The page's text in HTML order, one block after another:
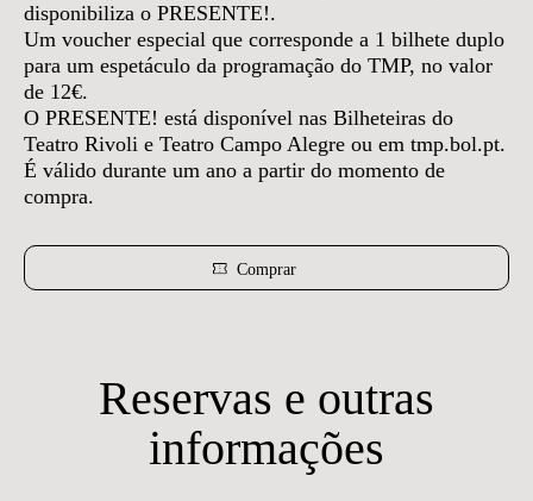
disponibiliza o PRESENTE!.
Um voucher especial que corresponde a 1 bilhete duplo
para um espetáculo da programação do TMP, no valor
de 12€.
O PRESENTE! está disponível nas Bilheteiras do
Teatro Rivoli e Teatro Campo Alegre ou em tmp.bol.pt.
É válido durante um ano a partir do momento de
compra.
Comprar
Reservas e outras
informações